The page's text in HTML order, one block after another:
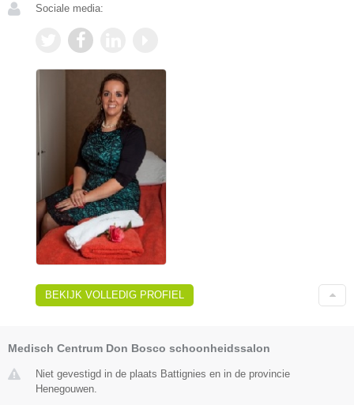
Sociale media:
BEKIJK VOLLEDIG PROFIEL
Medisch Centrum Don Bosco schoonheidssalon
Niet gevestigd in de plaats Battignies en in de provincie
Henegouwen.